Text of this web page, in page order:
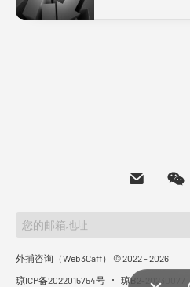
外捕咨询（Web3Caff） © 2022 - 2026
琼ICP备2022015754号 琼B2-20230077